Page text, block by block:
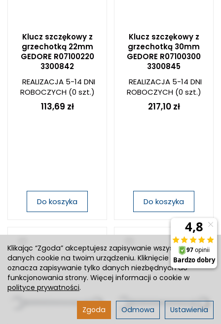
Klucz szczękowy z
grzechotką 22mm
GEDORE R07100220
3300842
REALIZACJA 5-14 DNI
ROBOCZYCH(0 szt.)
113,69 zł
Do koszyka
Klucz szczękowy z
grzechotką 30mm
GEDORE R07100300
3300845
REALIZACJA 5-14 DNI
ROBOCZYCH(0 szt.)
217,10 zł
Do koszyka
Klikając “Zgoda” akceptujesz zapisywanie wszystkich
danych cookie na twoim urządzeniu. Kliknięcie “Odmowa”
oznacza zapisywanie tylko danych niezbędnych do
funkcjonowania strony. Więcej informacji o cookie w
polityce prywatności.
Ustawienia
Odmowa
Zgoda